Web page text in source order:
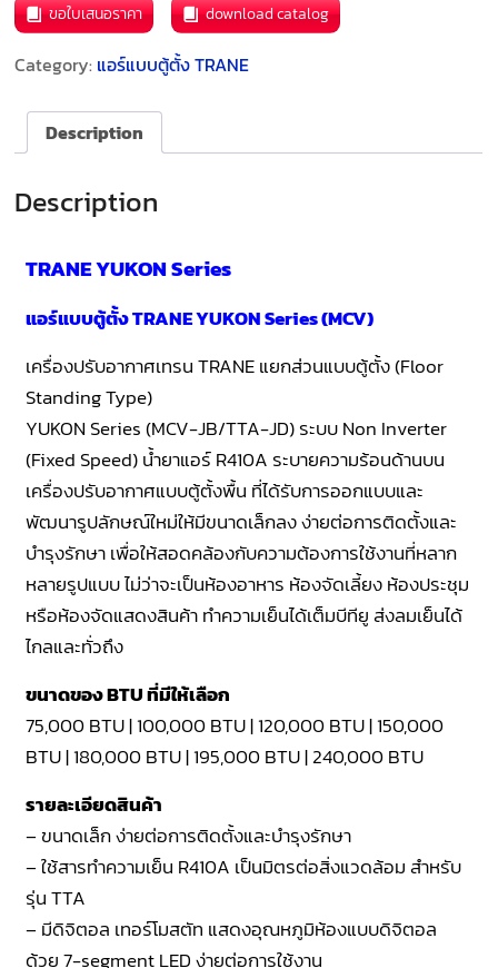
ขอใบเสนอราคา download catalog
Category: แอร์แบบตู้ตั้ง TRANE
Description
Description
TRANE YUKON Series
แอร์แบบตู้ตั้ง TRANE YUKON Series (MCV)
เครื่องปรับอากาศเทรน TRANE แยกส่วนแบบตู้ตั้ง (Floor
Standing Type)
YUKON Series (MCV-JB/TTA-JD) ระบบ Non Inverter
(Fixed Speed) น้ำยาแอร์ R410A ระบายความร้อนด้านบน
เครื่องปรับอากาศแบบตู้ตั้งพื้น ที่ได้รับการออกแบบและ
พัฒนารูปลักษณ์ใหม่ให้มีขนาดเล็กลง ง่ายต่อการติดตั้งและ
บำรุงรักษา เพื่อให้สอดคล้องกับความต้องการใช้งานที่หลาก
หลายรูปแบบ ไม่ว่าจะเป็นห้องอาหาร ห้องจัดเลี้ยง ห้องประชุม
หรือห้องจัดแสดงสินค้า ทำความเย็นได้เต็มบีทียู ส่งลมเย็นได้
ไกลและทั่วถึง
ขนาดของ BTU ที่มีให้เลือก
75,000 BTU | 100,000 BTU | 120,000 BTU | 150,000
BTU | 180,000 BTU | 195,000 BTU | 240,000 BTU
รายละเอียดสินค้า
– ขนาดเล็ก ง่ายต่อการติดตั้งและบำรุงรักษา
– ใช้สารทำความเย็น R410A เป็นมิตรต่อสิ่งแวดล้อม สำหรับ
รุ่น TTA
– มีดิจิตอล เทอร์โมสตัท แสดงอุณหภูมิห้องแบบดิจิตอล
ด้วย 7-segment LED ง่ายต่อการใช้งาน